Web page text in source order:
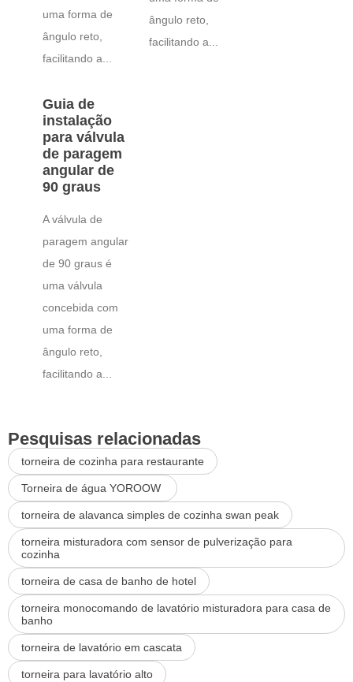
uma forma de
ângulo reto,
facilitando a...
ângulo reto,
facilitando a...
Guia de
instalação
para válvula
de paragem
angular de
90 graus
A válvula de
paragem angular
de 90 graus é
uma válvula
concebida com
uma forma de
ângulo reto,
facilitando a...
Pesquisas relacionadas
torneira de cozinha para restaurante
Torneira de água YOROOW
torneira de alavanca simples de cozinha swan peak
torneira misturadora com sensor de pulverização para
cozinha
torneira de casa de banho de hotel
torneira monocomando de lavatório misturadora para casa de
banho
torneira de lavatório em cascata
torneira para lavatório alto